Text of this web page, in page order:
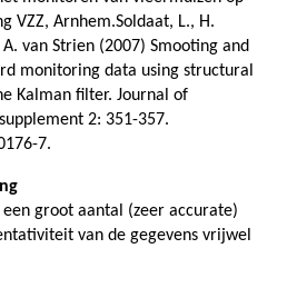
VZZ, Arnhem.Soldaat, L., H.
van Strien (2007) Smooting and
monitoring data using structural
Kalman filter. Journal of
2: 351-357.
7.
een groot aantal (zeer accurate)
van de gegevens vrijwel